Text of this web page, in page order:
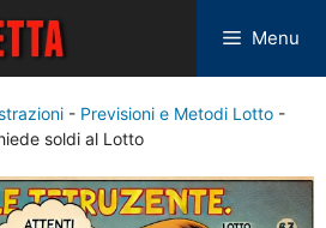
Menu
- Previsioni e Metodi Lotto -
soldi al Lotto